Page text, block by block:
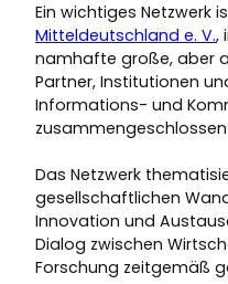
Ein wichtiges Netzwerk
Mitteldeutschland e. V.,
namhafte große, aber
Partner, Institutionen
Informations- und
Das Netzwerk
gesellschaftlichen
Innovation und
Dialog zwischen
Forschung zeitgemäß